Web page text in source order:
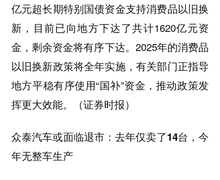
亿元超长期特别国债资金支持消费品以旧换
新，目前已向地方下达了共计1620亿元资
金，剩余资金将有序下达。2025年的消费品
以旧换新政策将全年实施，有关部门正指导
地方平稳有序使用“国补”资金，推动政策发
挥更大效能。（证券时报）
众泰汽车或面临退市：去年仅卖了14台，今
年无整车生产